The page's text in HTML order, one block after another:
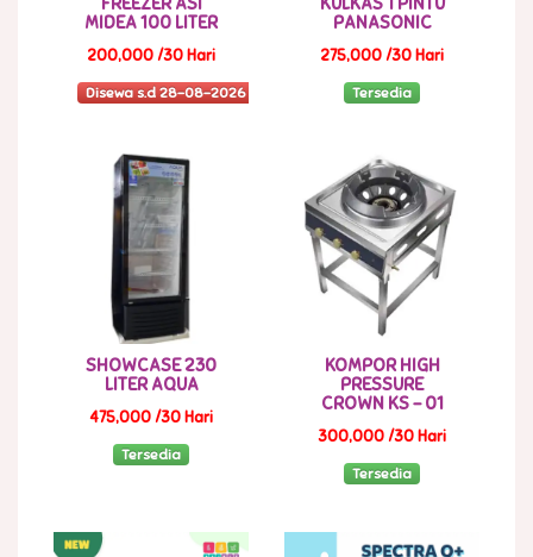
MIDEA 100 LITER
200,000 /30 Hari
Disewa s.d 28-08-2026
PANASONIC
275,000 /30 Hari
Tersedia
SHOWCASE 230
LITER AQUA
475,000 /30 Hari
Tersedia
KOMPOR HIGH
PRESSURE
CROWN KS - 01
300,000 /30 Hari
Tersedia